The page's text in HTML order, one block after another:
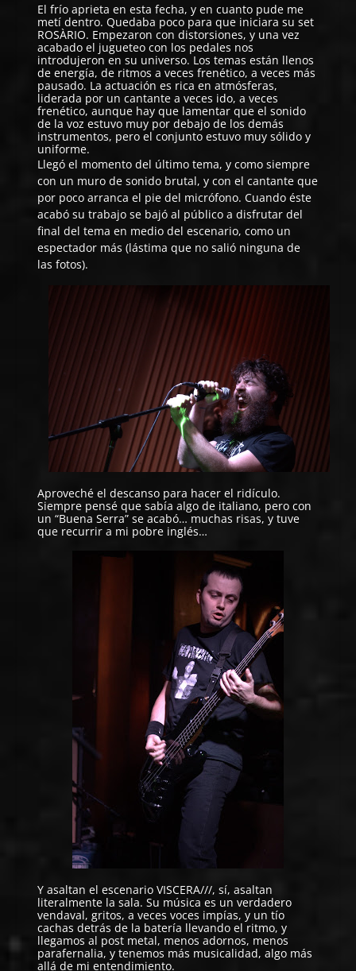
El frío aprieta en esta fecha, y en cuanto pude me
metí dentro. Quedaba poco para que iniciara su set
ROSÀRIO. Empezaron con distorsiones, y una vez
acabado el jugueteo con los pedales nos
introdujeron en su universo. Los temas están llenos
de energía, de ritmos a veces frenético, a veces más
pausado. La actuación es rica en atmósferas,
liderada por un cantante a veces ido, a veces
frenético, aunque hay que lamentar que el sonido
de la voz estuvo muy por debajo de los demás
instrumentos, pero el conjunto estuvo muy sólido y
uniforme.
Llegó el momento del último tema, y como siempre
con un muro de sonido brutal, y con el cantante que
por poco arranca el pie del micrófono. Cuando éste
acabó su trabajo se bajó al público a disfrutar del
final del tema en medio del escenario, como un
espectador más (lástima que no salió ninguna de
las fotos).
Aproveché el descanso para hacer el ridículo.
Siempre pensé que sabía algo de italiano, pero con
un “Buena Serra” se acabó… muchas risas, y tuve
que recurrir a mi pobre inglés…
Y asaltan el escenarioVISCERA///, sí, asaltan
literalmente la sala. Su música es un verdadero
vendaval, gritos, a veces voces impías, y un tío
cachas detrás de la batería llevando el ritmo, y
llegamos al post metal, menos adornos, menos
parafernalia, y tenemos más musicalidad, algo más
allá de mi entendimiento.